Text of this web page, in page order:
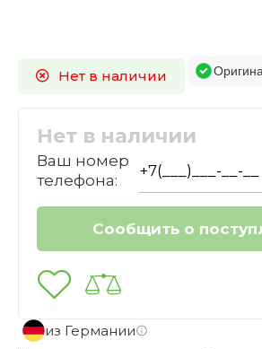
Нет в наличии
Нет в наличии
Ваш номер
телефона:
из Германии